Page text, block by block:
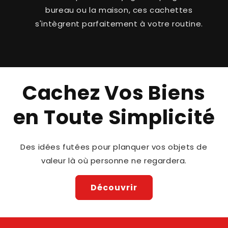
bureau ou la maison, ces cachettes
s'intègrent parfaitement à votre routine.
Cachez Vos Biens
en Toute Simplicité
Des idées futées pour planquer vos objets de
valeur là où personne ne regardera.
Découvrir
Cacher
Planquer
Dissimuler
Protéger